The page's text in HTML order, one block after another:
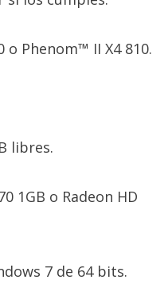
o Phenom™ II X4 810.
libres.
1GB o Radeon HD
7 de 64 bits.